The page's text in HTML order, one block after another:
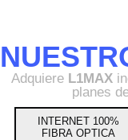
Adquiere L1MAX
planes
INTERNET 100%
FIBRA OPTICA